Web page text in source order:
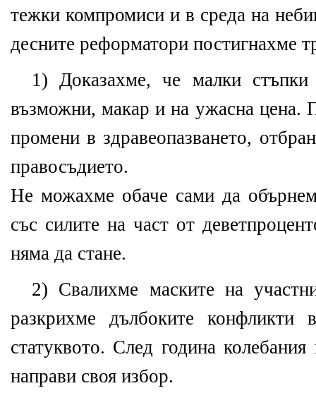
тежки компромиси и в среда на
десните реформатори постигнахме
1) Доказахме, че малки стъпки
възможни, макар и на ужасна цена.
промени в здравеопазването,
правосъдието.
Не можахме обаче сами да
със силите на част от
няма да стане.
2) Свалихме маските на
разкрихме дълбоките конфликти
статуквото. След година
направи своя избор.